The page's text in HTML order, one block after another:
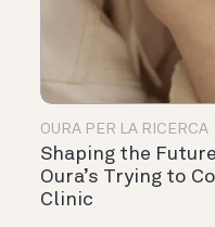
OURA PER LA RICERCA
Shaping the
Oura’s Trying to
Clinic